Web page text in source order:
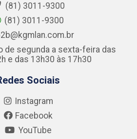
(81) 3011-9300
(81) 3011-9300
de segunda a sexta-feira das
e das 13h30 às 17h30
Sociais
Instagram
Facebook
YouTube